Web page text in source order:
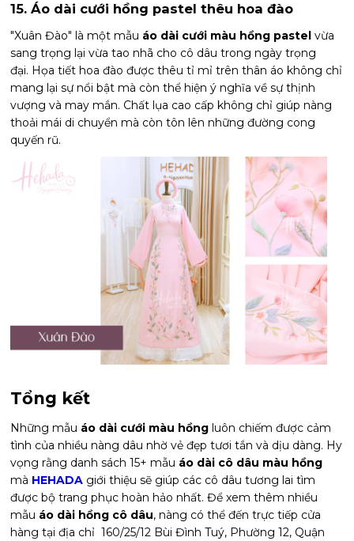
15. Áo dài cưới hồng pastel thêu hoa đào
"Xuân Đào" là một mẫu áo dài cưới màu hồng pastel vừa
sang trọng lại vừa tao nhã cho cô dâu trong ngày trọng
đại. Họa tiết hoa đào được thêu tỉ mỉ trên thân áo không chỉ
mang lại sự nổi bật mà còn thể hiện ý nghĩa về sự thịnh
vượng và may mắn. Chất lụa cao cấp không chỉ giúp nàng
thoải mái di chuyển mà còn tôn lên những đường cong
quyến rũ.
Tổng kết
Những mẫu áo dài cưới màu hồng luôn chiếm được cảm
tình của nhiều nàng dâu nhờ vẻ đẹp tươi tắn và dịu dàng. Hy
vọng rằng danh sách 15+ mẫu áo dài cô dâu màu hồng
mà HEHADA giới thiệu sẽ giúp các cô dâu tương lai tìm
được bộ trang phục hoàn hảo nhất. Để xem thêm nhiều
mẫu áo dài hồng cô dâu, nàng có thể đến trực tiếp cửa
hàng tại địa chỉ160/25/12 Bùi Đình Tuý, Phường 12, Quận